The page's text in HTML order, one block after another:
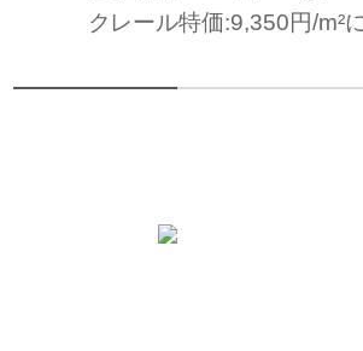
クレール特価:9,350円/m²